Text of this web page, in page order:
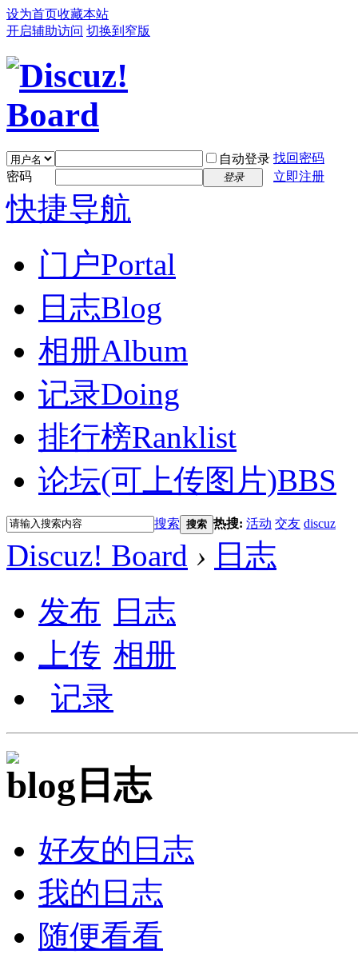
设为首页收藏本站
开启辅助访问 切换到窄版
自动登录 找回密码
密码
登录 立即注册
快捷导航
门户Portal
日志Blog
相册Album
记录Doing
排行榜Ranklist
论坛(可上传图片)BBS
搜索 搜索 热搜: 活动 交友 discuz
Discuz! Board › 日志
发布
日志
上传 相册
记录
日志
好友的日志
我的日志
随便看看